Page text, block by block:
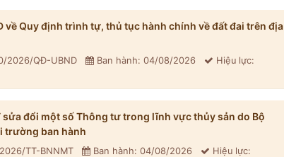
Quy định trình tự, thủ tục hành chính về đất đai trên địa
2026/QĐ-UBND Ban hành: 04/08/2026 Hiệu lực:
đổi một số Thông tư trong lĩnh vực thủy sản do Bộ
trường ban hành
TT-BNNMT Ban hành: 04/08/2026 Hiệu lực: